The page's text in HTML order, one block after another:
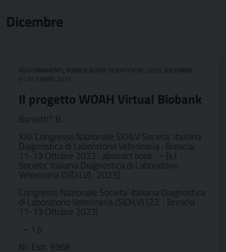
Dicembre
AGGIORNAMENTI, PUBBLICAZIONI SCIENTIFICHE, 2023, DICEMBRE
31 DICEMBRE 2023
Il progetto WOAH Virtual Biobank
Boniotti° B
XXII Congresso Nazionale SIDiLV Societa’ Italiana
Diagnostica di Laboratorio Veterinaria : Brescia,
11-13 Ottobre 2023 : abstract book . – [s.l. :
Societa’ Italiana Diagnostica di Laboratorio
Veterinaria (SIDiLV) , 2023]
Congresso Nazionale Societa’ Italiana Diagnostica
di Laboratorio Veterinaria (SIDiLV) (22. : Brescia :
11-13 Ottobre 2023)
. – 1 p
Nr. Estr. 9368